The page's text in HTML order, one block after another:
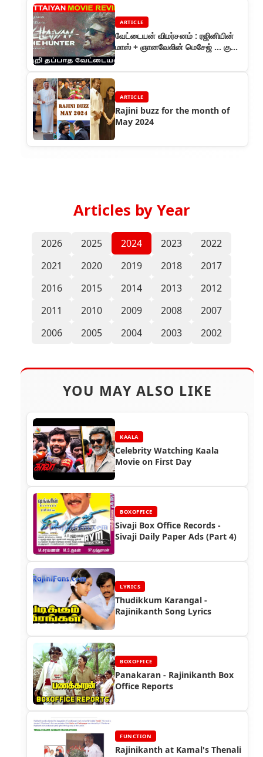
ARTICLE
வேட்டையன் விமர்சனம் : ரஜினியின்
மாஸ் + ஞானவேலின் மெசேஜ் ... குறி
ARTICLE
Rajini buzz for the month of
May 2024
Articles by Year
2026 2025 2024 2023
2022
2021
2020 2019 2018
2017
2016
2015 2014 2013
2012
2011
2010 2009 2008
2007
2006
2005 2004 2003 2002
YOU MAY ALSO LIKE
KAALA
Celebrity Watching Kaala
Movie on First Day
BOXOFFICE
Sivaji Box Office Records -
Sivaji Daily Paper Ads (Part 4)
LYRICS
Thudikkum Karangal -
Rajinikanth Song Lyrics
BOXOFFICE
Panakaran - Rajinikanth Box
Office Reports
FUNCTION
Rajinikanth at Kamal's Thenali